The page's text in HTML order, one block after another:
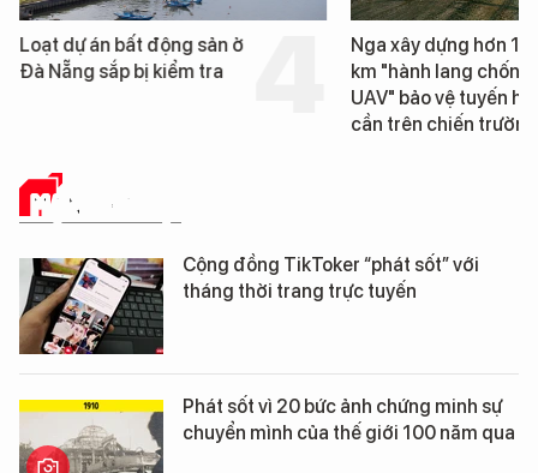
Loạt dự án bất động sản ở
Đà Nẵng sắp bị kiểm tra
Nga xây dựng hơn
km "hành lang chống
UAV" bảo vệ tuyến
cần trên chiến trường
MẠNG XÃ HỘI
Cộng đồng TikToker “phát sốt” với
tháng thời trang trực tuyến
Phát sốt vì 20 bức ảnh chứng minh sự
chuyển mình của thế giới 100 năm qua